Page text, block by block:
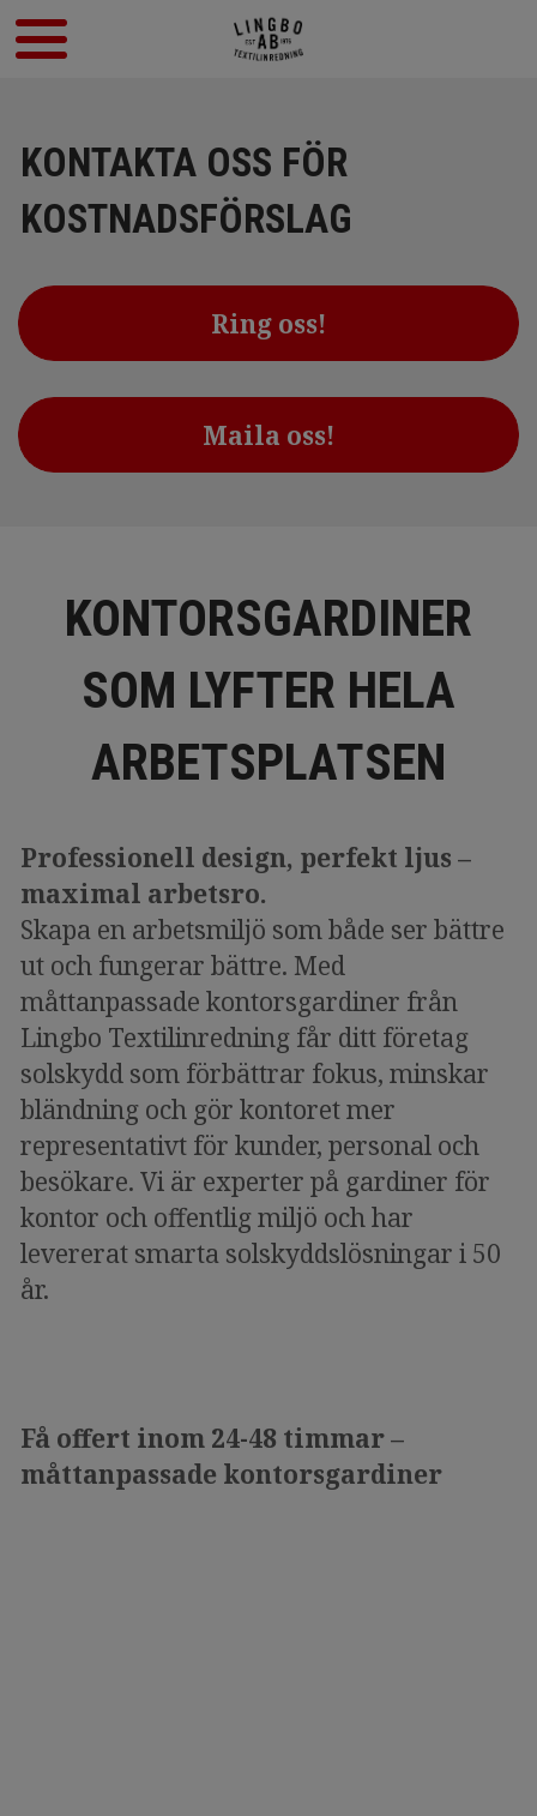
KONTAKTA OSS FÖR
KOSTNADSFÖRSLAG
Ring oss!
Maila oss!
KONTORSGARDINER
SOM LYFTER HELA
ARBETSPLATSEN
Professionell design, perfekt ljus –
maximal arbetsro.
Skapa en arbetsmiljö som både ser bättre
ut och fungerar bättre. Med
måttanpassade kontorsgardiner från
Lingbo Textilinredning får ditt företag
solskydd som förbättrar fokus, minskar
bländning och gör kontoret mer
representativt för kunder, personal och
besökare. Vi är experter på gardiner för
kontor och offentlig miljö och har
levererat smarta solskyddslösningar i 50
år.
Få offert inom 24-48 timmar –
måttanpassade kontorsgardiner